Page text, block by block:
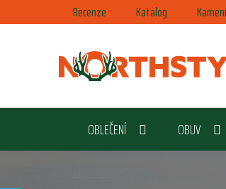
na
Recenze Katalog
OBLEČENÍ OBUV